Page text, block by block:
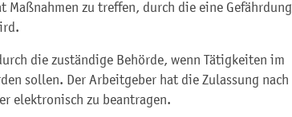
zu treffen, durch die eine Gefährdung
die zuständige Behörde, wenn Tätigkeiten im
sollen. Der Arbeitgeber hat die Zulassung nach
elektronisch zu beantragen.